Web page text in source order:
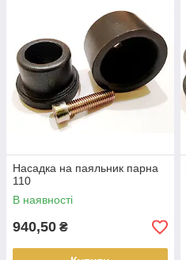
Насадка на паяльник парна
110
В наявності
940,50 ₴